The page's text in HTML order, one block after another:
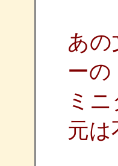
あの
ーの
ミ
元は